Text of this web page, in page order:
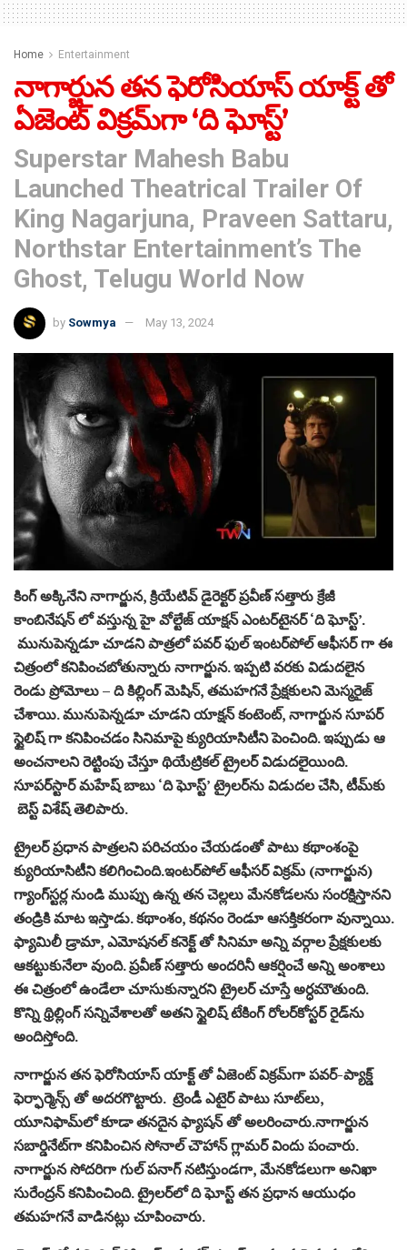
Home Entertainment
నాగార్జున తన ఫెరోసియాస్ యాక్ట్ తో
ఏజెంట్ విక్రమ్‌గా ‘ది ఘోస్ట్’
Superstar Mahesh Babu
Launched Theatrical Trailer Of
King Nagarjuna, Praveen Sattaru,
Northstar Entertainment’s The
Ghost, Telugu World Now
by Sowmya May 13, 2024
కింగ్ అక్కినేని నాగార్జున, క్రియేటివ్ డైరెక్టర్ ప్రవీణ్ సత్తారు క్రేజీ
కాంబినేషన్ లో వస్తున్న హై వోల్టేజ్ యాక్షన్ ఎంటర్‌టైనర్ ‘ది ఘోస్ట్’.
మునుపెన్నడూ చూడని పాత్రలో పవర్ ఫుల్ ఇంటర్‌పోల్ ఆఫీసర్‌ గా ఈ
చిత్రంలో కనిపించబోతున్నారు నాగార్జున. ఇప్పటి వరకు విడుదలైన
రెండు ప్రోమోలు – ది కిల్లింగ్ మెషిన్, తమహగనే ప్రేక్షకులని మెస్మరైజ్
చేశాయి. మునుపెన్నడూ చూడని యాక్షన్ కంటెంట్, నాగార్జున సూపర్
స్టైలిష్ గా కనిపించడం సినిమాపై క్యురియాసిటీని పెంచింది. ఇప్పుడు ఆ
అంచనాలని రెట్టింపు చేస్తూ థియేట్రికల్ ట్రైలర్‌ విడుదలైయింది.
సూపర్‌స్టార్ మహేష్ బాబు ‘ది ఘోస్ట్’ ట్రైలర్‌ను విడుదల చేసి, టీమ్‌కు
బెస్ట్ విశేష్ తెలిపారు.
ట్రైలర్ ప్రధాన పాత్రలని పరిచయం చేయడంతో పాటు కథాంశంపై
క్యురియాసిటీని కలిగించింది.ఇంటర్‌పోల్ ఆఫీసర్ విక్రమ్ (నాగార్జున)
గ్యాంగ్‌స్టర్ల నుండి ముప్పు ఉన్న తన చెల్లలు మేనకోడలను సంరక్షిస్తానని
తండ్రికి మాట ఇస్తాడు. కథాంశం, కథనం రెండూ ఆసక్తికరంగా వున్నాయి.
ఫ్యామిలీ డ్రామా, ఎమోషనల్ కనెక్ట్ తో సినిమా అన్ని వర్గాల ప్రేక్షకులకు
ఆకట్టుకునేలా వుంది. ప్రవీణ్ సత్తారు అందరినీ ఆకర్షించే అన్ని అంశాలు
ఈ చిత్రంలో ఉండేలా చూసుకున్నారని ట్రైలర్ చూస్తే అర్ధమౌతుంది.
కొన్ని థ్రిల్లింగ్ సన్నివేశాలతో అతని స్టైలిష్ టేకింగ్ రోలర్‌కోస్టర్ రైడ్‌ను
అందిస్తోంది.
నాగార్జున తన ఫెరోసియాస్ యాక్ట్ తో ఏజెంట్ విక్రమ్‌గా పవర్-ప్యాక్డ్
ఫెర్ఫార్మెన్స్ తో అదరగొట్టారు. ట్రెండీ ఎటైర్ పాటు సూట్‌లు,
యూనిఫామ్‌లో కూడా తనదైన ఫ్యాషన్ తో అలరించారు.నాగార్జున
సబార్డినేట్‌గా కనిపించిన సోనాల్ చౌహాన్ గ్లామర్ విందు పంచారు.
నాగార్జున సోదరిగా గుల్ పనాగ్ నటిస్తుండగా, మేనకోడలుగా అనిఖా
సురేంద్రన్ కనిపించింది. ట్రైలర్‌లో ది ఘోస్ట్ తన ప్రధాన ఆయుధం
తమహగనే వాడినట్లు చూపించారు.